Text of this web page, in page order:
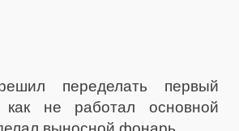
переделать первый
не работал основной